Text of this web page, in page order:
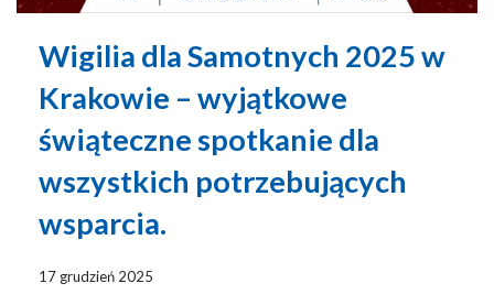
Wigilia dla Samotnych 2025 w
Krakowie – wyjątkowe
świąteczne spotkanie dla
wszystkich potrzebujących
wsparcia.
17 grudzień 2025